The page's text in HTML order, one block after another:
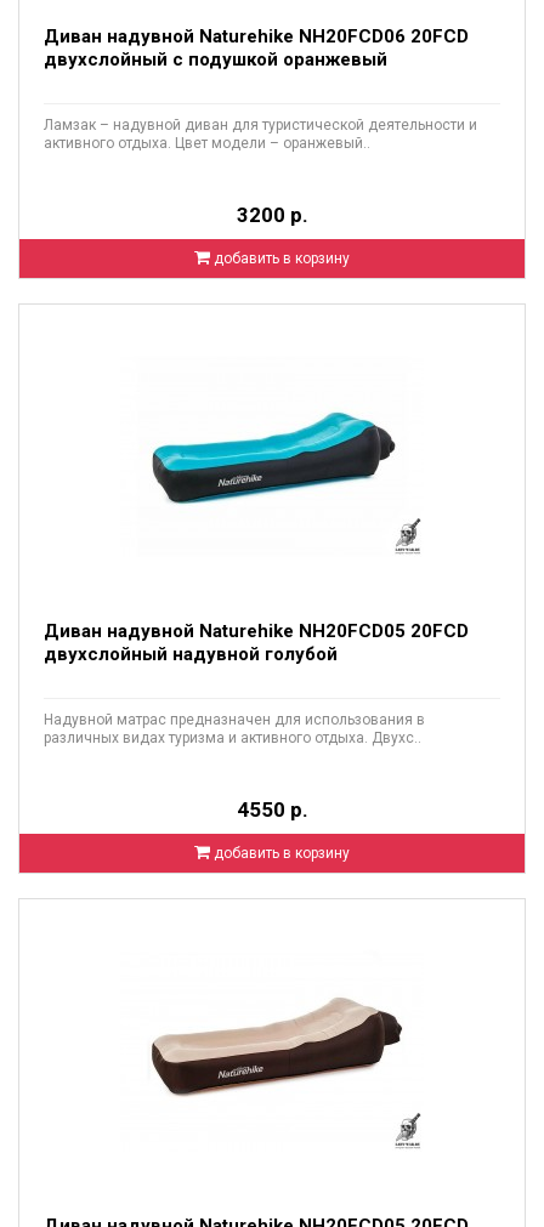
Диван надувной Naturehike NH20FCD06 20FCD
двухслойный с подушкой оранжевый
Ламзак – надувной диван для туристической деятельности и
активного отдыха. Цвет модели – оранжевый..
3200 р.
добавить в корзину
Диван надувной Naturehike NH20FCD05 20FCD
двухслойный надувной голубой
Надувной матрас предназначен для использования в
различных видах туризма и активного отдыха. Двухс..
4550 р.
добавить в корзину